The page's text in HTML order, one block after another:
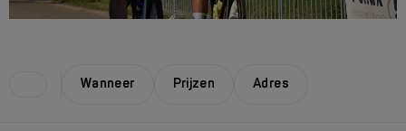
Wanneer Prijzen Adres